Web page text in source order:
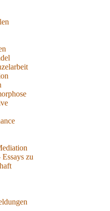
zu